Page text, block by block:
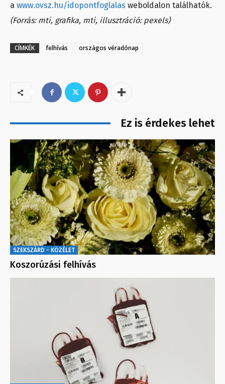
a www.ovsz.hu/idopontfoglalas weboldalon találhatók.
(Forrás: mti, grafika, mti, illusztráció: pexels)
CÍMKÉK felhívás országos véradónap
Ez is érdekes lehet
SZEKSZÁRD - KÖZÉLET
Koszorúzási felhívás